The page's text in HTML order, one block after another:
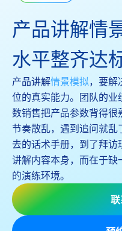
产品讲解情
水平整齐达
产品讲解情景模拟，要解
位的真实能力。团队的
数销售把产品参数背得
节奏散乱，遇到追问就
去的话术手册，到了拜
讲解内容本身，而在于
的演练环境。